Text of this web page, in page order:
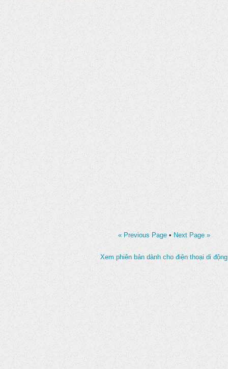
« Previous Page • Next Page »
Xem phiên bản dành cho điện thoại di động